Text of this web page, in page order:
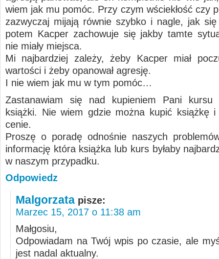
wiem jak mu pomóc. Przy czym wściekłość czy
zazwyczaj mijają równie szybko i nagle, jak
potem Kacper zachowuje się jakby tamte
nie miały miejsca.
Mi najbardziej zależy, żeby Kacper miał
wartości i żeby opanował agresję.
I nie wiem jak mu w tym pomóc…
Zastanawiam się nad kupieniem Pani kursu
książki. Nie wiem gdzie można kupić książkę
cenie.
Proszę o poradę odnośnie naszych
informację która książka lub kurs byłaby
w naszym przypadku.
Odpowiedz
Malgorzata pisze:
Marzec 15, 2017 o 11:38 am
Małgosiu,
Odpowiadam na Twój wpis po czasie, ale
jest nadal aktualny.